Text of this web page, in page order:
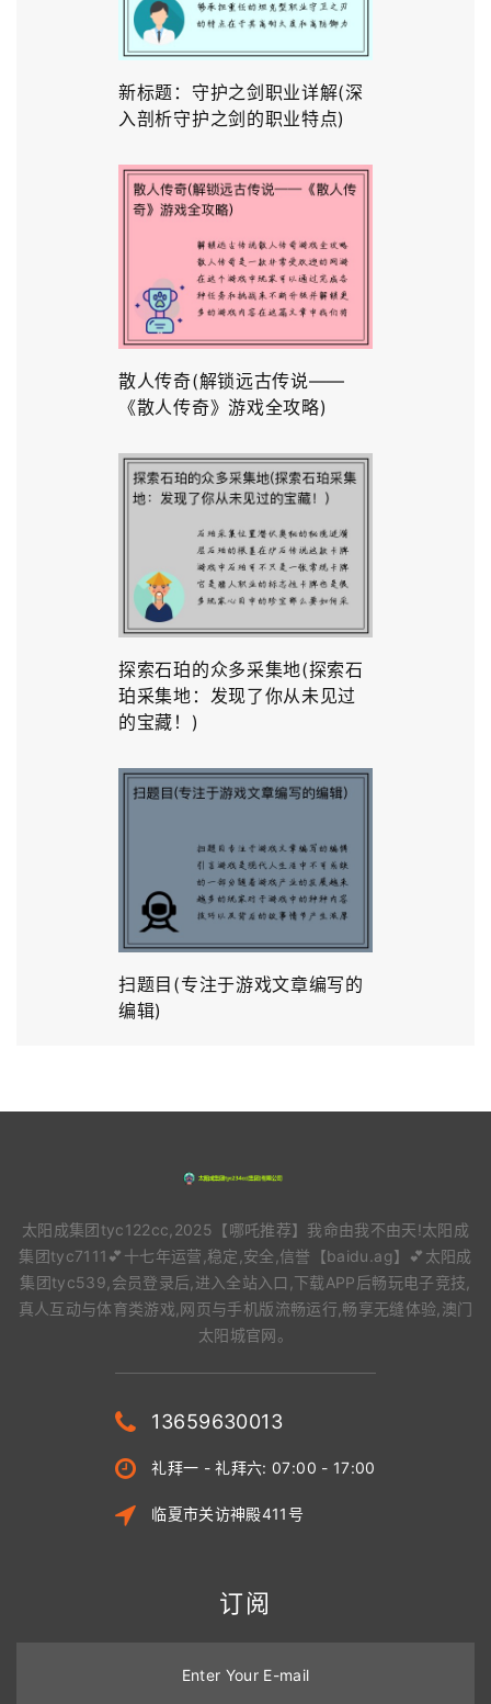
新标题：守护之剑职业详解(深
入剖析守护之剑的职业特点)
散人传奇(解锁远古传说——
《散人传奇》游戏全攻略)
探索石珀的众多采集地(探索石
珀采集地：发现了你从未见过
的宝藏！)
扫题目(专注于游戏文章编写的
编辑)
太阳成集团tyc122cc,2025【哪吒推荐】我命由我不由天!太阳成
集团tyc7111💕十七年运营,稳定,安全,信誉【baidu.ag】💕太阳成
集团tyc539,会员登录后,进入全站入口,下载APP后畅玩电子竞技,
真人互动与体育类游戏,网页与手机版流畅运行,畅享无缝体验,澳门
太阳城官网。
13659630013
礼拜一 - 礼拜六: 07:00 - 17:00
临夏市关访神殿411号
订阅
Enter Your E-mail